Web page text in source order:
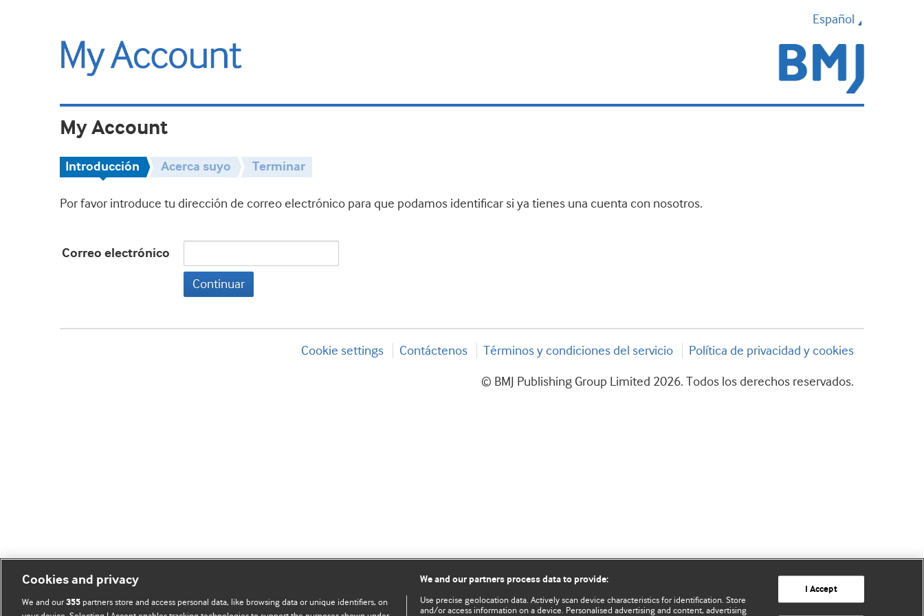
Español
My Account
Introducción Acerca suyo Terminar
Por favor introduce tu dirección de correo electrónico para que podamos identificar si ya tienes una cuenta con nosotros.
Correo electrónico
Continuar
Cookie settings Contáctenos Términos y condiciones del servicio Política de privacidad y cookies
© BMJ Publishing Group Limited 2026. Todos los derechos reservados.
Cookies and privacy
We and our355 partners store and access personal data, like browsing data or unique identifiers, on
We and our partners process data to provide:
Use precise geolocation data. Actively scan device characteristics for identification. Store
and/or access information on a device. Personalised advertising and content, advertising
I Accept